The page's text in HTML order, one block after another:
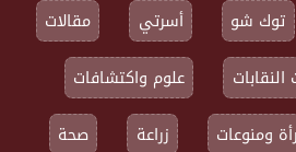
توك شو أسرتي
مقالات
علوم واكتشافات
ومنوعات زراعة صحة